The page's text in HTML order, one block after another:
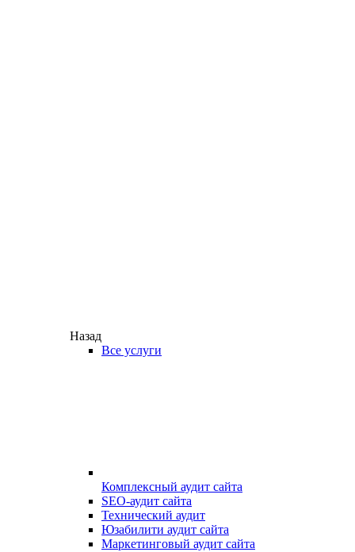
Назад
Все услуги
Комплексный аудит сайта
SEO-аудит сайта
Технический аудит
Юзабилити аудит сайта
Маркетинговый аудит сайта